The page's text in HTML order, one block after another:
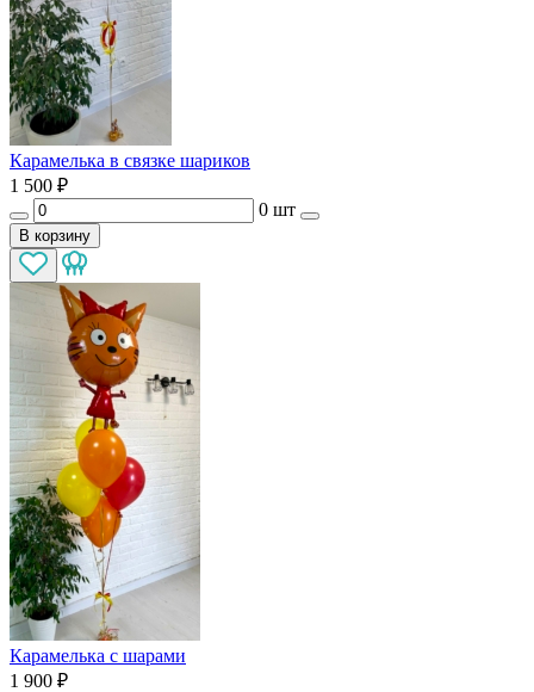
Карамелька в связке шариков
1 500 ₽
0 шт
В корзину
Карамелька с шарами
1 900 ₽